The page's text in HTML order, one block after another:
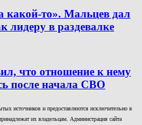
какой-то». Мальцев дал
лидеру в раздевалке
что отношение к нему
после начала СВО
источников и предоставляются исключительно в
их владельцам. Администрация сайта